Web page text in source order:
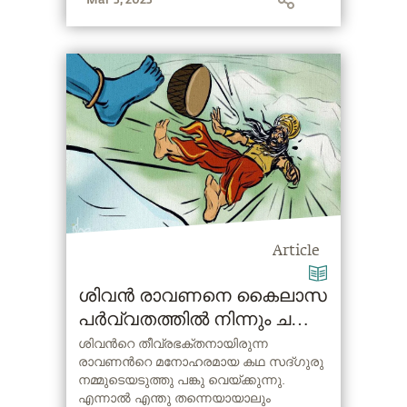
Article
ശിവന്‍ രാവണനെ കൈലാസ
പര്‍വ്വതത്തില്‍ നിന്നും ചവിട്ടി
പുറത്താക്കിയപ്പോള്‍
ശിവന്‍റെ തീവ്രഭക്തനായിരുന്ന
രാവണന്‍റെ മനോഹരമായ കഥ സദ്ഗുരു
നമ്മുടെയടുത്തു പങ്കു വെയ്ക്കുന്നു.
എന്നാല്‍ എന്തു തന്നെയായാലും